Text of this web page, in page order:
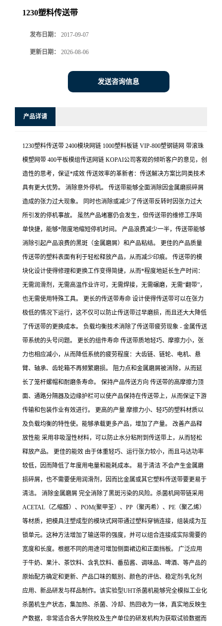
1230塑料传送带
发布日期： 2017-09-07
更新日期： 2026-08-06
发送咨询信息
产品详请
1230塑料传送带 2400模块网链 1000塑料板链 VIP-800塑钢链网 带滚珠
模塑网带 400平板模组传送网链 KOPAI公司客观的倾听客户的意见，创
造性的思考，保证*成效 传送效率的革新者：传送解决方案比同类技术
具有更大优势。 消除意外停机。 传送带能够全面消除因金属磨损碎屑
造成的张力过大现象。 同时也消除或减少了传送带反转时因张力过大
所引发的停机事故。 虽然产品堵塞仍会发生，但传送带的维修工序简
单快捷，能够*限度地缩短停机时间。 产品浪费减少一半，传送带能够
消除引起产品浪费的黑斑（金属磨屑）和产品粘结。 更佳的产品质量
传送带的塑料表面有利于轻松释放产品，从而减少印痕。 传送带的模
块化设计使得修理和更换工作变得简捷，从而*程度地延长生产时间：
无需润滑剂，无需高温作业许可，无需焊接，无需碾磨，无需“翻带”，
也无需使用特殊工具。 更长的传送带寿命 设计使得传送带可以在张力
极低的情况下运行，这不仅可以防止传送带过早磨损，而且还大大降低
了传送带的更换成本。 负载均衡技术消除了传送带疲劳现象 - 金属传送
带系统的头号问题。 更长的组件寿命 传送带质地轻巧、摩擦力小，张
力也相应减小，从而降低系统的疲劳程度：大齿链、链轮、电机、悬
臂、轴承、齿轮箱不再频繁磨损。 阻力点和金属磨屑被消除，从而延
长了笼杆螺帽和耐磨条寿命。 保持产品传送方向 传送带的高摩擦力顶
面、通路分隔器及边缘护栏可以使产品保持在传送带上，从而保证下游
传输和包装作业有效进行。 更高的产量 摩擦力小、轻巧的塑料材质以
及负载均衡的特性使。能够承载更多产品，增加了产量。 改善产品释
放性能 采用非吸湿性材料，可以防止水分粘附到传送带上，从而轻松
释放产品。 更佳的能效 由于体重轻巧、运行张力较小，而且马达功率
较低，因而降低了年度用电量和能耗成本。 易于清洁 不会产生金属磨
损碎屑，也不需要使用润滑剂，因而比金属或其它塑料传送带要更易于
清洁。 消除金属磨屑 完全消除了黑斑污染的风险。杀菌机网带链采用
ACETAL（乙缩醛）、POM(聚甲荃）、PP（聚丙希）、PE（聚乙烯）
等材质，把模具注塑成型的模块式网带通过塑料穿销连接，组装成为互
锁单元。这种方法增加了输送带的强度，并可以组合连接成实际需要的
宽度和长度。根据不同的用途可增加侧面裙边和正面挡板。 广泛应用
于牛奶、果汁、茶饮料、含乳饮料、番茄酱、调味品、啤酒、等产品的
原始配方确定和更新、产品口味的甄别、颜色的评估、稳定剂/乳化剂
应用、新品研发与样品制作。该实验型UHT杀菌机能够完全模拟工业化
杀菌机生产状态，集加热、杀菌、冷却、热回收为一体，真实地反映生
产数据，非常适合各大学院校及生产单位的研发机构为获取试验数据而